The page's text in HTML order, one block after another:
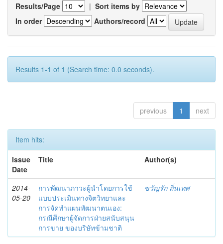
Results/Page | Sort items by
In order
Authors/record
Results 1-1 of 1 (Search time: 0.0 seconds).
previous 1 next
Item hits:
Issue
Date
Title Author(s)
2014-
05-20
การพัฒนาภาวะผู้นำโดยการใช้
แบบประเมินทางจิตวิทยาและ
การจัดทำแผนพัฒนาตนเอง:
กรณีศึกษาผู้จัดการฝ่ายสนับสนุน
การขาย ของบริษัทข้ามชาติ
ขวัญรัก ถิ่นเทศ